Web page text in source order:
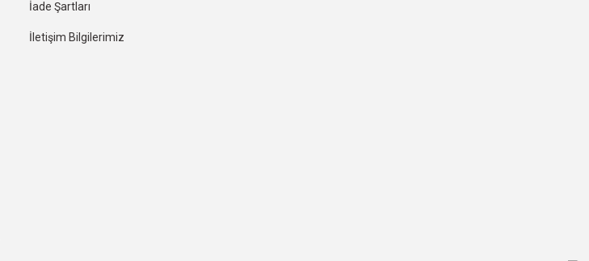
İade Şartları
İletişim Bilgilerimiz